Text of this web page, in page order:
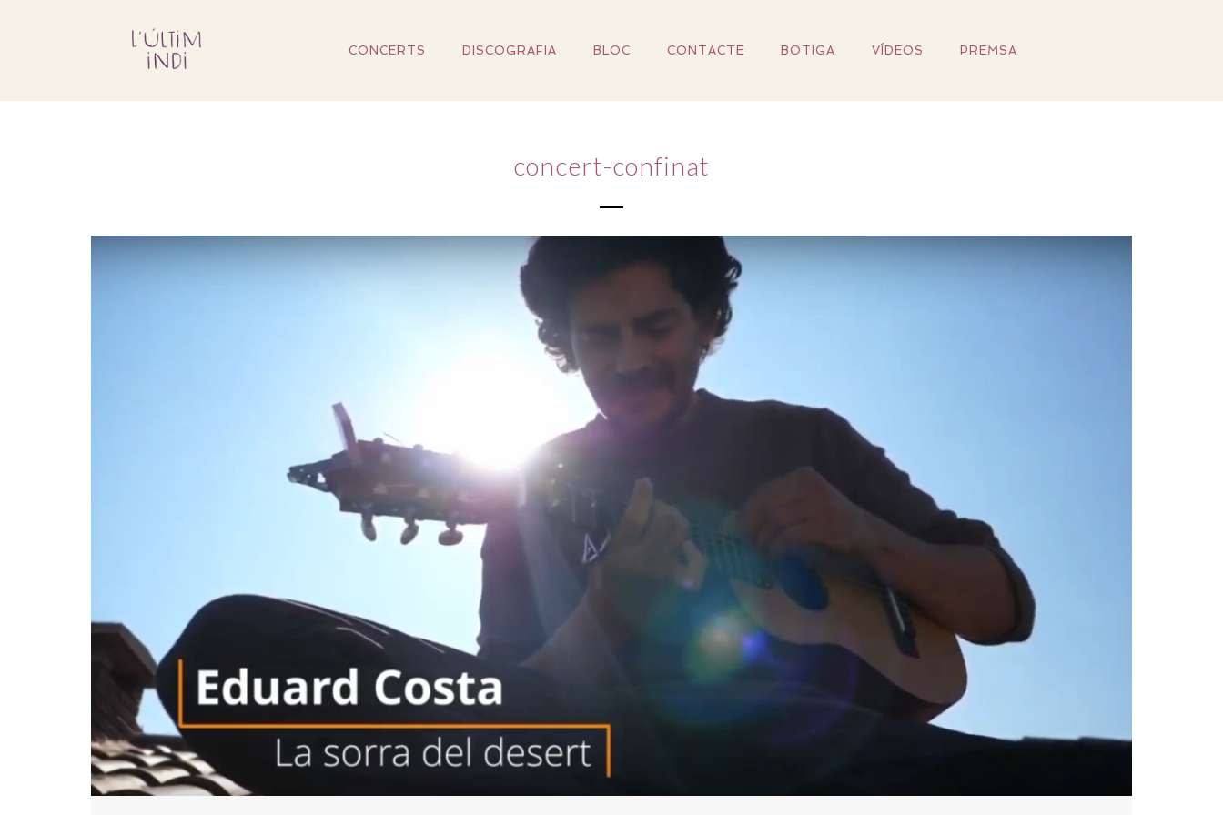
CONCERTS DISCOGRAFIA BLOC CONTACTE BOTIGA VÍDEOS PREMSA
concert-confinat